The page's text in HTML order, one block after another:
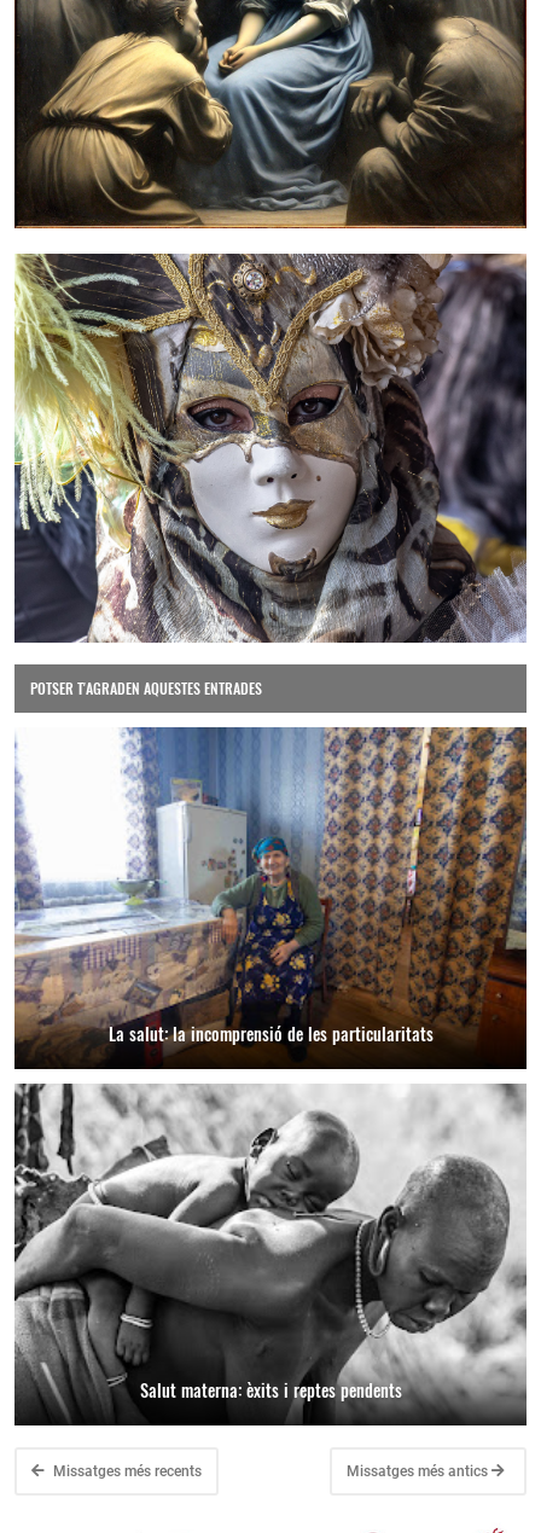
POTSER T'AGRADEN AQUESTES ENTRADES
La salut: la incomprensió de les particularitats
Salut materna: èxits i reptes pendents
Missatges més recents Missatges més antics